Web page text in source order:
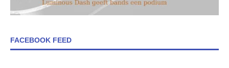
FACEBOOK FEED